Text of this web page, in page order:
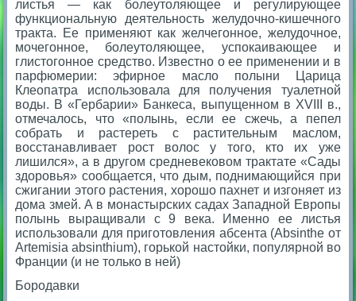
листья — как болеутоляющее и регулирующее
функциональную деятельность желудочно-кишечного
тракта. Ее применяют как желчегонное, желудочное,
мочегонное, болеутоляющее, успокаивающее и
глистогонное средство. Известно о ее применении и в
парфюмерии: эфирное масло полыни Царица
Клеопатра использовала для получения туалетной
воды. В «Гербарии» Банкеса, выпущенном в XVIII в.,
отмечалось, что «полынь, если ее сжечь, а пепел
собрать и растереть с растительным маслом,
восстанавливает рост волос у того, кто их уже
лишился», а в другом средневековом трактате «Сады
здоровья» сообщается, что дым, поднимающийся при
сжигании этого растения, хорошо пахнет и изгоняет из
дома змей. А в монастырских садах Западной Европы
полынь выращивали с 9 века. Именно ее листья
использовали для приготовления абсента (Absinthe от
Artemisia absinthium), горькой настойки, популярной во
Франции (и не только в ней)
Бородавки